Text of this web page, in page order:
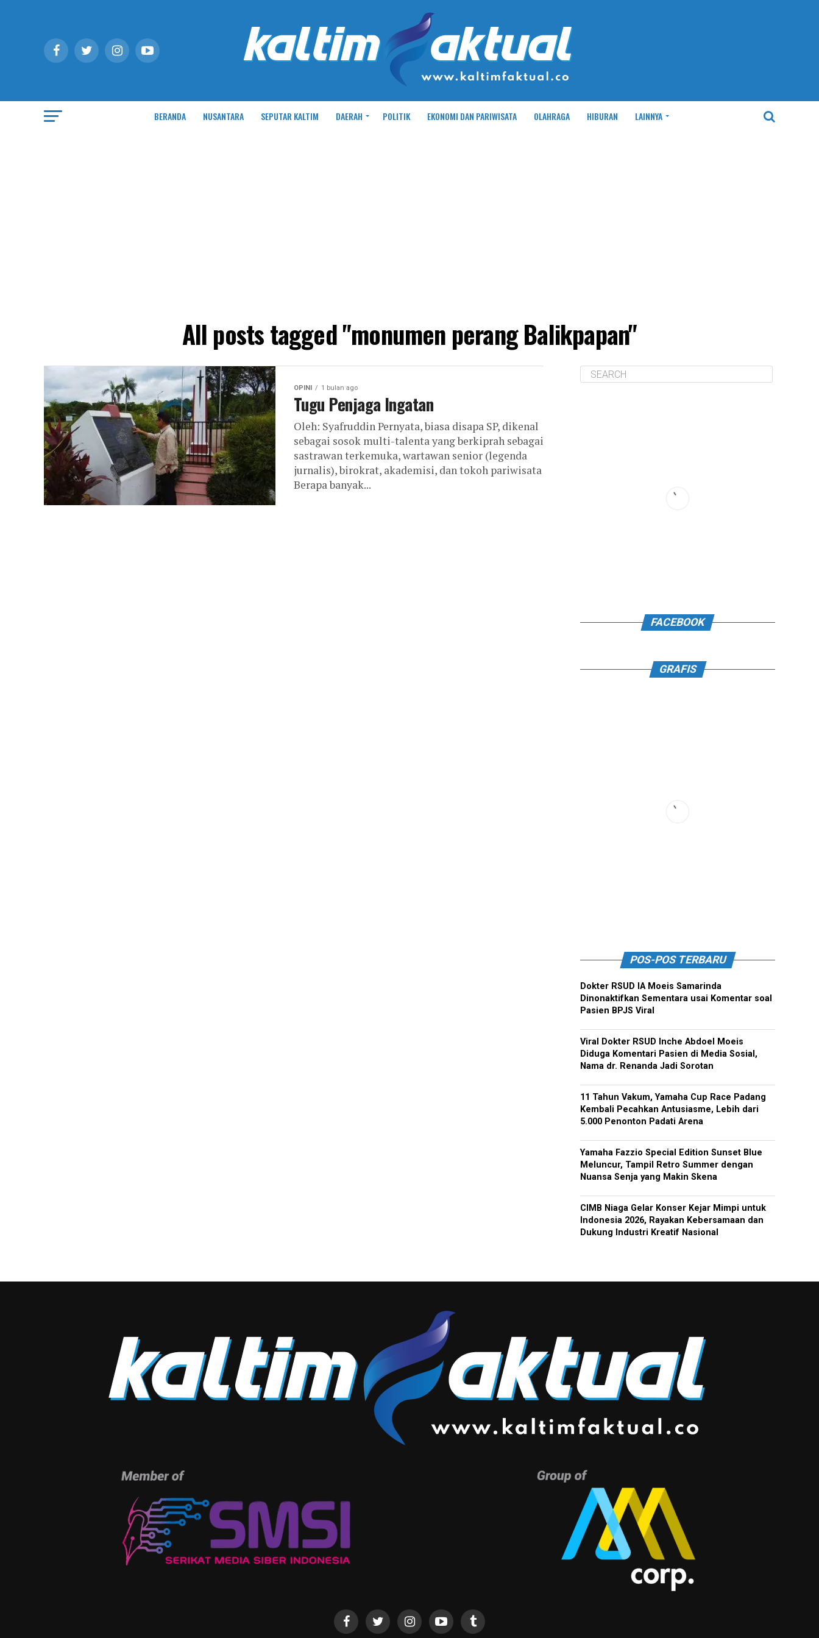
BERANDA NUSANTARA SEPUTAR KALTIM DAERAH POLITIK EKONOMI DAN PARIWISATA OLAHRAGA HIBURAN LAINNYA
All posts tagged "monumen perang Balikpapan"
OPINI 1 bulan ago
Tugu Penjaga Ingatan
Oleh: Syafruddin Pernyata, biasa disapa SP, dikenal
sebagai sosok multi-talenta yang berkiprah sebagai
sastrawan terkemuka, wartawan senior (legenda
jurnalis), birokrat, akademisi, dan tokoh pariwisata
Berapa banyak...
FACEBOOK
GRAFIS
POS-POS TERBARU
Dokter RSUD IA Moeis Samarinda
Dinonaktifkan Sementara usai Komentar soal
Pasien BPJS Viral
Viral Dokter RSUD Inche Abdoel Moeis
Diduga Komentari Pasien di Media Sosial,
Nama dr. Renanda Jadi Sorotan
11 Tahun Vakum, Yamaha Cup Race Padang
Kembali Pecahkan Antusiasme, Lebih dari
5.000 Penonton Padati Arena
Yamaha Fazzio Special Edition Sunset Blue
Meluncur, Tampil Retro Summer dengan
Nuansa Senja yang Makin Skena
CIMB Niaga Gelar Konser Kejar Mimpi untuk
Indonesia 2026, Rayakan Kebersamaan dan
Dukung Industri Kreatif Nasional